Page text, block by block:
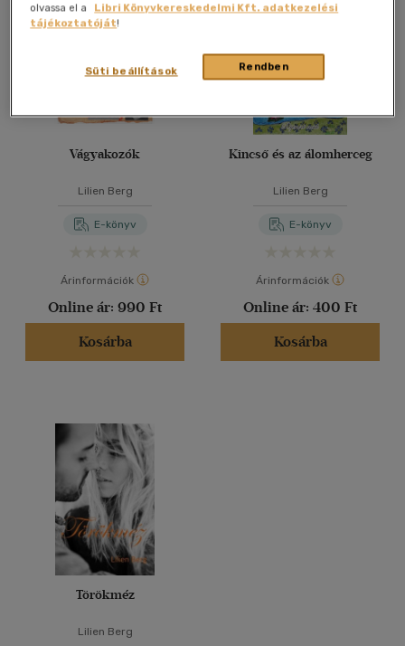
Alkalmaz
Vágyakozók
Lilien Berg
E-könyv
Árinformációk
Online ár: 990 Ft
Kosárba
Kincső és az álomherceg
Lilien Berg
E-könyv
Árinformációk
Online ár: 400 Ft
Kosárba
Törökméz
Lilien Berg
olvassa el a
Libri Könyvkereskedelmi Kft. adatkezelési
tájékoztatóját!
Rendben
Süti beállítások